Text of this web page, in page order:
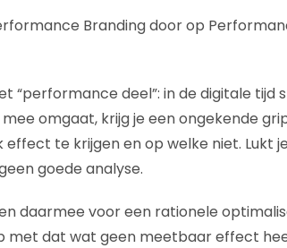
Branding door op
“performance deel”: in de digitale tijd
omgaat, krijg je een ongekende
te krijgen en op welke niet. Lukt
goede analyse.
daarmee voor een rationele
met dat wat geen meetbaar effect